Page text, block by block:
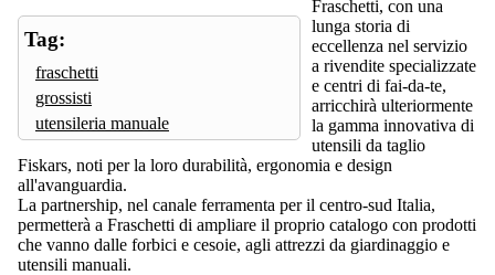
Tag:
fraschetti
grossisti
utensileria manuale
Fraschetti, con una
lunga storia di
eccellenza nel servizio
a rivendite specializzate
e centri di fai-da-te,
arricchirà ulteriormente
la gamma innovativa di
utensili da taglio
Fiskars, noti per la loro durabilità, ergonomia e design
all'avanguardia.
La partnership, nel canale ferramenta per il centro-sud Italia,
permetterà a Fraschetti di ampliare il proprio catalogo con prodotti
che vanno dalle forbici e cesoie, agli attrezzi da giardinaggio e
utensili manuali.